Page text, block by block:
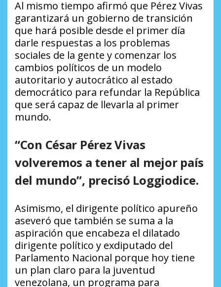
Al mismo tiempo afirmó que Pérez Vivas
garantizará un gobierno de transición
que hará posible desde el primer día
darle respuestas a los problemas
sociales de la gente y comenzar los
cambios políticos de un modelo
autoritario y autocrático al estado
democrático para refundar la República
que será capaz de llevarla al primer
mundo.
“Con César Pérez Vivas
volveremos a tener al mejor país
del mundo”, precisó Loggiodice.
Asimismo, el dirigente político apureño
aseveró que también se suma a la
aspiración que encabeza el dilatado
dirigente político y exdiputado del
Parlamento Nacional porque hoy tiene
un plan claro para la juventud
venezolana, un programa para